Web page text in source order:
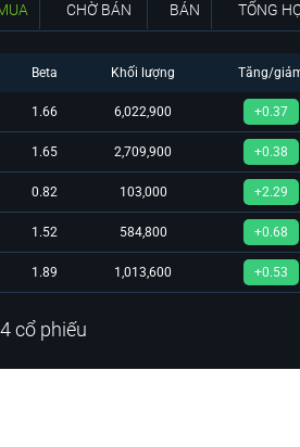
CHỜ BÁN BÁN TỔNG
Beta Khối lượng Tăng/
1.66 6,022,900 +0.37
1.65 2,709,900 +0.38
0.82 103,000 +2.29
1.52 584,800 +0.68
1.89 1,013,600 +0.53
cổ phiếu